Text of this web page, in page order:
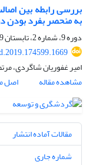
بررسی رابطه بین
به منحصر بفرد بودن
دوره 9، شماره 2، تابستان 1399، صفحه
امیر غفوریان شاگردی،
مشاهده مقاله
اصل
مقالات آماده انتشار
شماره جاری